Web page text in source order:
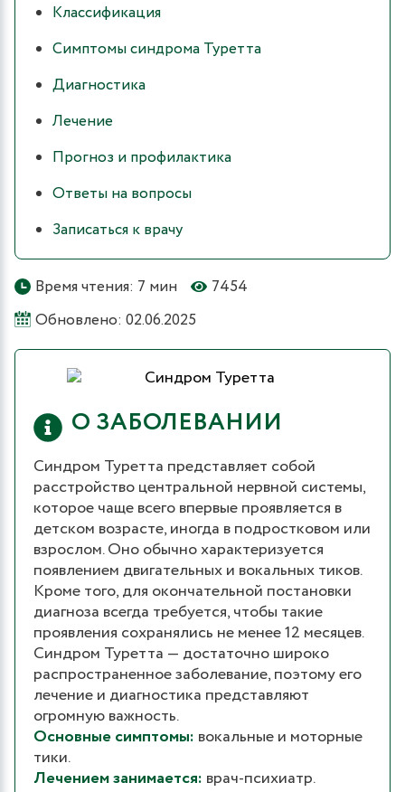
Время чтения: 7 мин
7454
Обновлено: 02.06.2025
О ЗАБОЛЕВАНИИ
Синдром Туретта представляет собой
расстройство центральной нервной системы,
которое чаще всего впервые проявляется в
детском возрасте, иногда в подростковом или
взрослом. Оно обычно характеризуется
появлением двигательных и вокальных тиков.
Кроме того, для окончательной постановки
диагноза всегда требуется, чтобы такие
проявления сохранялись не менее 12 месяцев.
Синдром Туретта — достаточно широко
распространенное заболевание, поэтому его
лечение и диагностика представляют
огромную важность.
Основные симптомы: вокальные и моторные
тики.
Лечением занимается: врач-психиатр.
Классификация
Симптомы синдрома Туретта
Диагностика
Лечение
Прогноз и профилактика
Ответы на вопросы
Записаться к врачу